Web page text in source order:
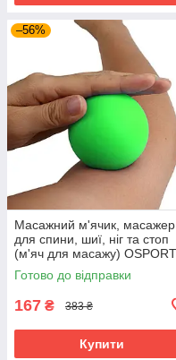
–56%
Масажний м'ячик, масажер
для спини, шиї, ніг та стоп
(м'яч для масажу) OSPORT
6см (MS 3271-1) Зелений
Готово до відправки
167 ₴ 383 ₴
Купити